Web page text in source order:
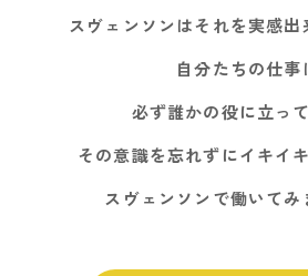
スヴェンソンはそれを実感出
自分たちの仕事
必ず誰かの役に立って
その意識を忘れずにイキイ
スヴェンソンで働いてみ